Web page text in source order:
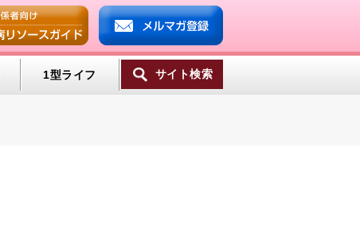
1型ライフ サイト検索